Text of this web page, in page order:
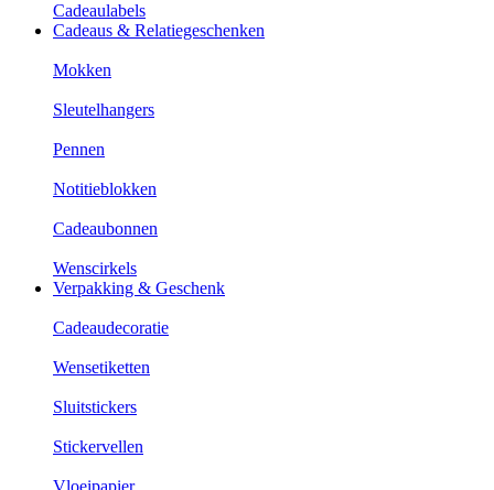
Cadeaulabels
Cadeaus & Relatiegeschenken
Mokken
Sleutelhangers
Pennen
Notitieblokken
Cadeaubonnen
Wenscirkels
Verpakking & Geschenk
Cadeaudecoratie
Wensetiketten
Sluitstickers
Stickervellen
Vloeipapier